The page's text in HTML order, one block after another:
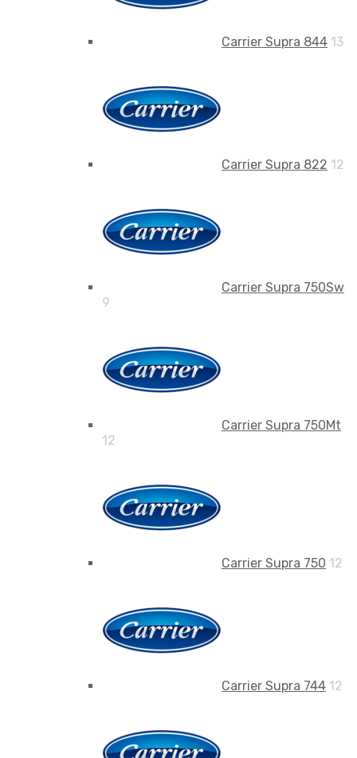
Carrier Supra 844 13
Carrier Supra 822 12
Carrier Supra 750Sw
9
Carrier Supra 750Mt
12
Carrier Supra 750 12
Carrier Supra 744 12